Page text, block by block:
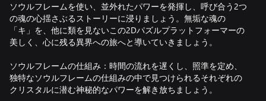
ソウルフレームを使い、並外れたパワーを発揮し、呼び合う2つ
の魂の心揺さぶるストーリーに浸りましょう。無垢な魂の
「キ」を、他に類を見ないこの2Dパズルプラットフォーマーの
美しく、心に残る異界への旅へと導いていきましょう。
ソウルフレームの仕組み：時間の流れを遅くし、照準を定め、
独特なソウルフレームの仕組みの中で見つけられるそれぞれの
クリスタルに潜む神秘的なパワーを解き放ちましょう。